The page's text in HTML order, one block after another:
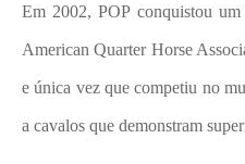
Em 2002, POP conquistou
American Quarter Horse
e única vez que competiu no
a cavalos que demonstram